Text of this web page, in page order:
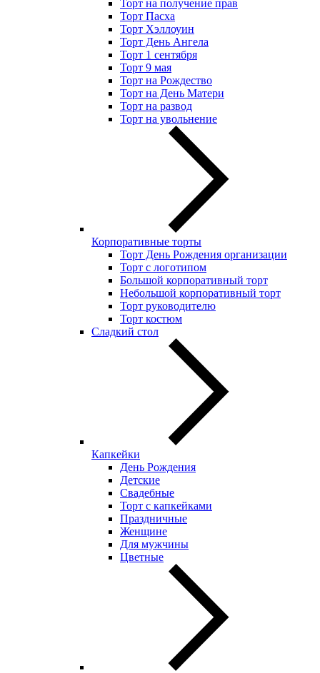
Торт на получение прав
Торт Пасха
Торт Хэллоуин
Торт День Ангела
Торт 1 сентября
Торт 9 мая
Торт на Рождество
Торт на День Матери
Торт на развод
Торт на увольнение
Корпоративные торты
Торт День Рождения организации
Торт с логотипом
Большой корпоративный торт
Небольшой корпоративный торт
Торт руководителю
Торт костюм
Сладкий стол
Капкейки
День Рождения
Детские
Свадебные
Торт с капкейками
Праздничные
Женщине
Для мужчины
Цветные